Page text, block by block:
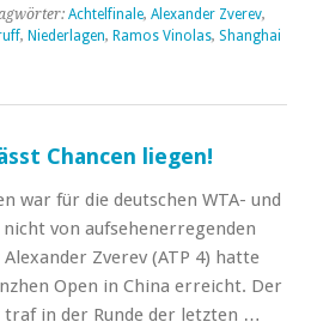
Achtelfinale, Alexander Zverev,
, Niederlagen, Ramos Vinolas, Shanghai
Chancen liegen!
war für die deutschen WTA- und
von aufsehenerregenden
Zverev (ATP 4) hatte
Open in China erreicht. Der
in der Runde der letzten …